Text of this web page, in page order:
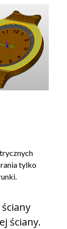
tylko
ściany.